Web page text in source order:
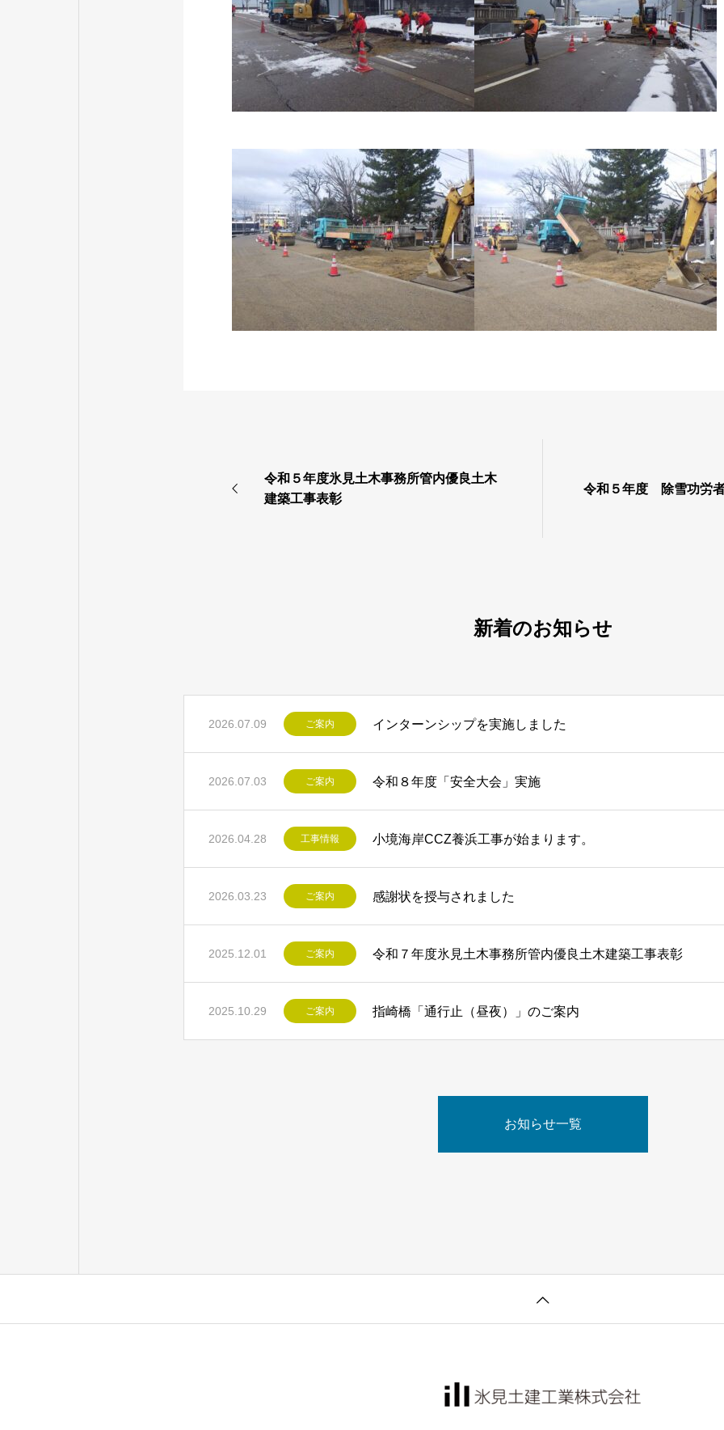
令和５年度氷見土木事務所管内優良土木
建築工事表彰
令和５年度 除雪功労
新着のお知らせ
2026.07.09 ご案内 インターンシップを実施しました
2026.07.03 ご案内 令和８年度「安全大会」実施
2026.04.28 工事情報 小境海岸CCZ養浜工事が始まります。
2026.03.23 ご案内 感謝状を授与されました
2025.12.01 ご案内 令和７年度氷見土木事務所管内優良土木建築工事表彰
2025.10.29 ご案内 指崎橋「通行止（昼夜）」のご案内
お知らせ一覧